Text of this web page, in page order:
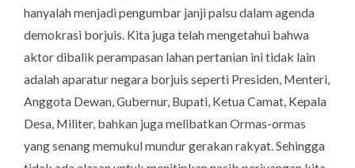
hanyalah menjadi pengumbar janji palsu dalam agenda
demokrasi borjuis. Kita juga telah mengetahui bahwa
aktor dibalik perampasan lahan pertanian ini tidak lain
adalah aparatur negara borjuis seperti Presiden, Menteri,
Anggota Dewan, Gubernur, Bupati, Ketua Camat, Kepala
Desa, Militer, bahkan juga melibatkan Ormas-ormas
yang senang memukul mundur gerakan rakyat. Sehingga